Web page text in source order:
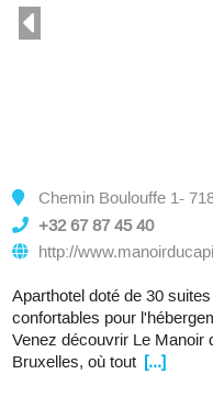
Chemin Boulouffe 1-
+32 67 87 45 40
http://
Aparthotel doté de 30
confortables pour
Venez découvrir Le Manoir
Bruxelles, où tout [...]